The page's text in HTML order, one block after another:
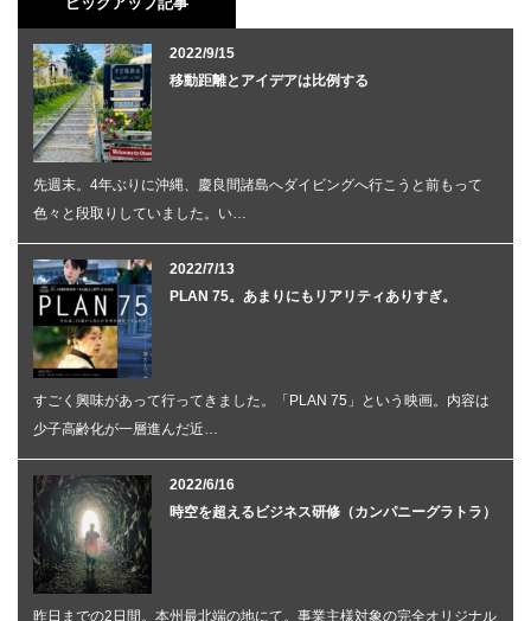
2022/9/15
移動距離とアイデアは比例する
先週末。4年ぶりに沖縄、慶良間諸島へダイビングへ行こうと前もって
色々と段取りしていました。い…
2022/7/13
PLAN 75。あまりにもリアリティありすぎ。
すごく興味があって行ってきました。「PLAN 75」という映画。内容は
少子高齢化が一層進んだ近…
2022/6/16
時空を超えるビジネス研修（カンパニーグラトラ）
昨日までの2日間。本州最北端の地にて。事業主様対象の完全オリジナル